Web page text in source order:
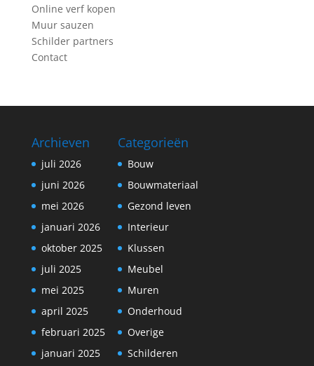
Online verf kopen
Muur sauzen
Schilder partners
Contact
Archieven
juli 2026
juni 2026
mei 2026
januari 2026
oktober 2025
juli 2025
mei 2025
april 2025
februari 2025
januari 2025
Categorieën
Bouw
Bouwmateriaal
Gezond leven
Interieur
Klussen
Meubel
Muren
Onderhoud
Overige
Schilderen